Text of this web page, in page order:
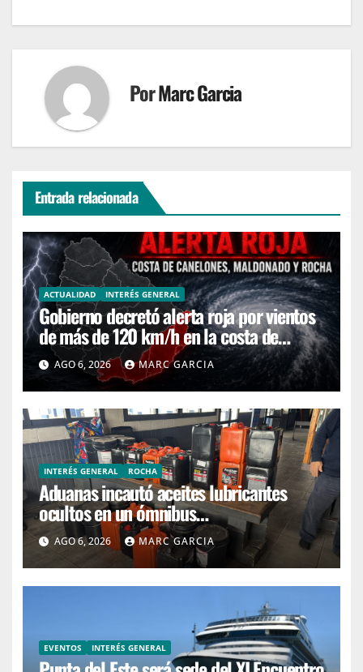
PorMarc Garcia
Entrada relacionada
ACTUALIDAD INTERÉS GENERAL
Gobierno decretó alerta roja por vientos
de más de 120 km/h en la costa de
Canelones, Maldonado y Rocha
AGO 6, 2026 MARC GARCIA
INTERÉS GENERAL ROCHA
Aduanas incautó aceites lubricantes
ocultos en un ómnibus
interdepartamental
AGO 6, 2026 MARC GARCIA
EVENTOS INTERÉS GENERAL